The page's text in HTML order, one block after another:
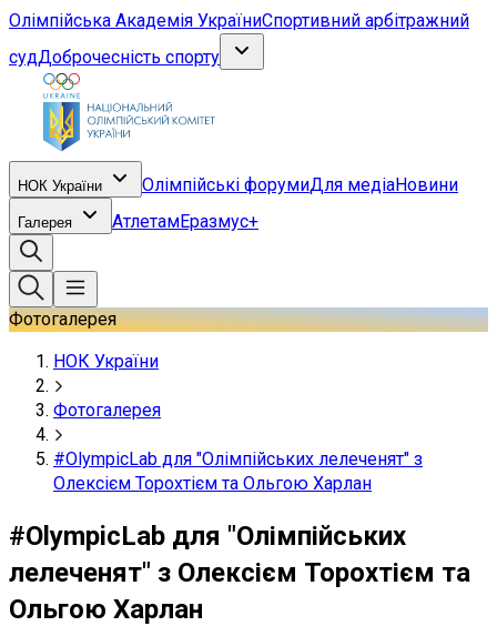
Олімпійська Академія УкраїниСпортивний арбітражний
судДоброчесність спорту
НОК України Олімпійські форумиДля медіаНовини
Галерея АтлетамЕразмус+
Фотогалерея
НОК України
Фотогалерея
#OlympicLab для "Олімпійських лелеченят" з
Олексієм Торохтієм та Ольгою Харлан
#OlympicLab для "Олімпійських
лелеченят" з Олексієм Торохтієм та
Ольгою Харлан